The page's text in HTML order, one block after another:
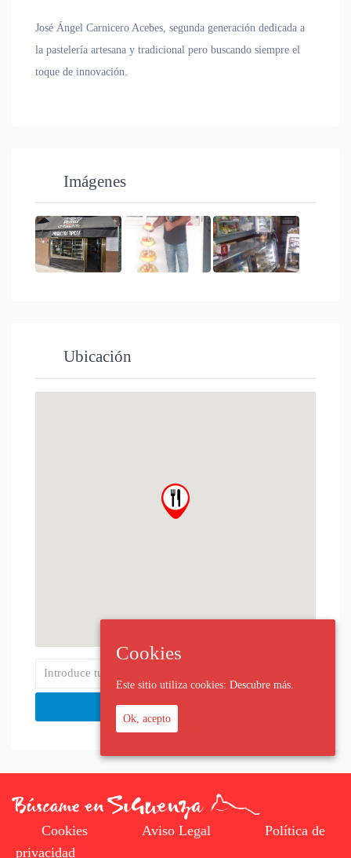
José Ángel Carnicero Acebes, segunda generación dedicada a
la pastelería artesana y tradicional pero buscando siempre el
toque de innovación.
Imágenes
Ubicación
Cookies Aviso Legal
Política de
privacidad
Cookies
Este sitio utiliza cookies: Descubre más.
Ok, acepto